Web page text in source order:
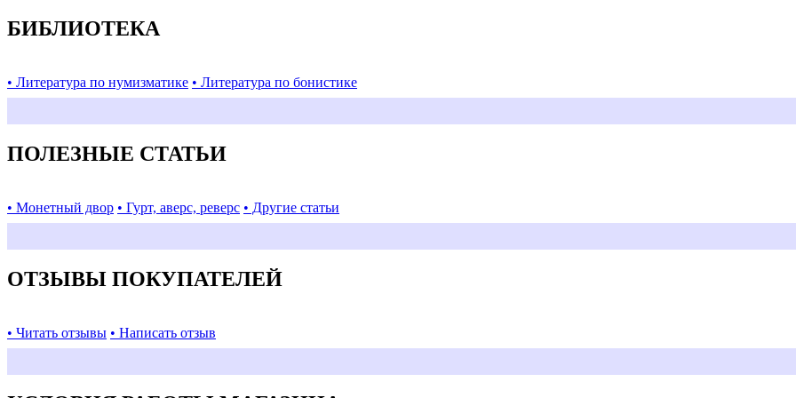
БИБЛИОТЕКА
• Литература по нумизматике • Литература по бонистике
ПОЛЕЗНЫЕ СТАТЬИ
• Монетный двор • Гурт, аверс, реверс • Другие статьи
ОТЗЫВЫ ПОКУПАТЕЛЕЙ
• Читать отзывы • Написать отзыв